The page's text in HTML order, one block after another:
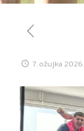
7. ožujka 2026.